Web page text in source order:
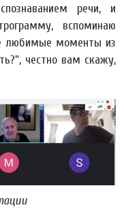
речи, и
вспоминаю
любимые моменты из
честно вам скажу,